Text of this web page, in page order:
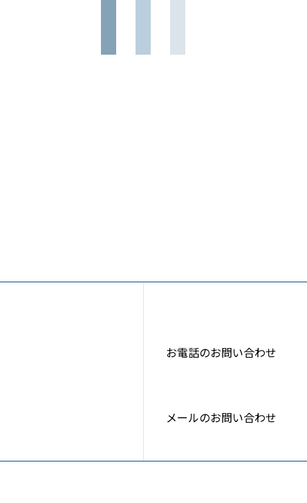
お電話のお問い合わせ
メールのお問い合わせ